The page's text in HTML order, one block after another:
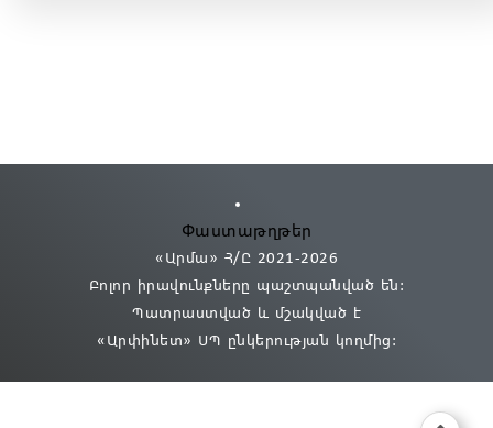
Փաստաթղթեր
«Արմա» Հ/Ը 2021-2026
Բոլոր իրավունքները պաշտպանված են:
Պատրաստված և մշակված է
«Արփինետ» ՍՊ ընկերության կողմից։